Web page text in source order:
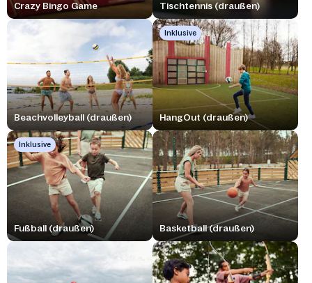
Crazy Bingo Game Tischtennis (draußen)
Beachvolleyball (draußen)
Inklusive
HangOut (draußen)
Inklusive
Fußball (draußen) Basketball (draußen)